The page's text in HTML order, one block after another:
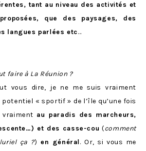
tant au niveau des activités et
que des paysages, des
langues parlées etc…
faire à La Réunion ?
vous dire, je ne me suis vraiment
« sportif » de l’île qu’une fois
au paradis des marcheurs,
et des casse-cou (comment
ça ?) en général. Or, si vous me